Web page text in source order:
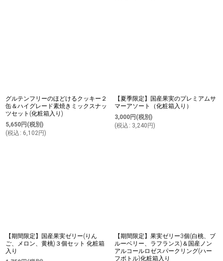
グルテンフリーのほどけるクッキー２
缶＆ハイグレード素焼きミックスナッ
ツセット(化粧箱入り)
5,650円 (税別)
(税込 : 6,102円)
【夏季限定】国産果実のプレミアムサ
マーアソート（化粧箱入り）
3,000円 (税別)
(税込 : 3,240 円)
【期間限定】国産果実ゼリー(りん
ご、メロン、黄桃)３個セット 化粧箱
入り
【期間限定】果実ゼリー3個(白桃、ブ
ルーベリー、ラフランス)＆国産ノン
アルコールロゼスパークリング(ハー
フボトル)化粧箱入り